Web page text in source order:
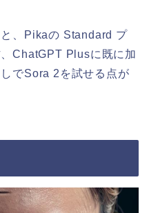
、Pikaの Standard プ
ChatGPT Plusに既に加
でSora 2を試せる点が